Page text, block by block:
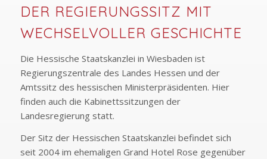
DER REGIERUNGSSITZ MIT
WECHSELVOLLER GESCHICHTE
Die Hessische Staatskanzlei in Wiesbaden ist
Regierungszentrale des Landes Hessen und der
Amtssitz des hessischen Ministerpräsidenten. Hier
finden auch die Kabinettssitzungen der
Landesregierung statt.
Der Sitz der Hessischen Staatskanzlei befindet sich
seit 2004 im ehemaligen Grand Hotel Rose gegenüber